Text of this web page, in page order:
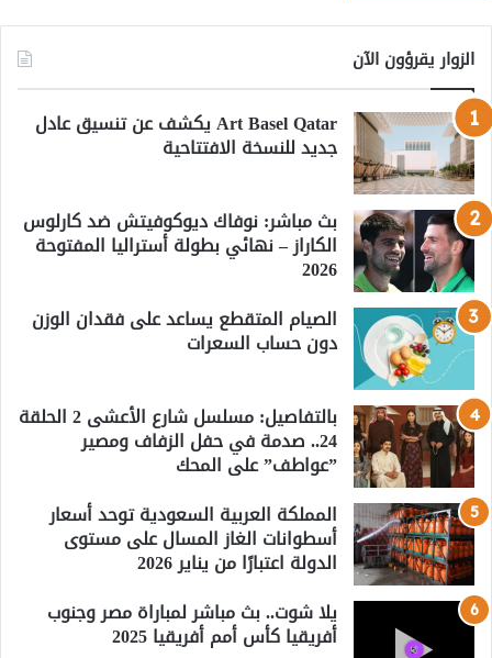
الزوار يقرؤون الآن
Art Basel Qatar يكشف عن تنسيق عادل
جديد للنسخة الافتتاحية
بث مباشر: نوفاك ديوكوفيتش ضد كارلوس
الكاراز – نهائي بطولة أستراليا المفتوحة
2026
الصيام المتقطع يساعد على فقدان الوزن
دون حساب السعرات
بالتفاصيل: مسلسل شارع الأعشى 2 الحلقة
24.. صدمة في حفل الزفاف ومصير
”عواطف” على المحك
المملكة العربية السعودية توحد أسعار
أسطوانات الغاز المسال على مستوى
الدولة اعتبارًا من يناير 2026
يلا شوت.. بث مباشر لمباراة مصر وجنوب
أفريقيا كأس أمم أفريقيا 2025